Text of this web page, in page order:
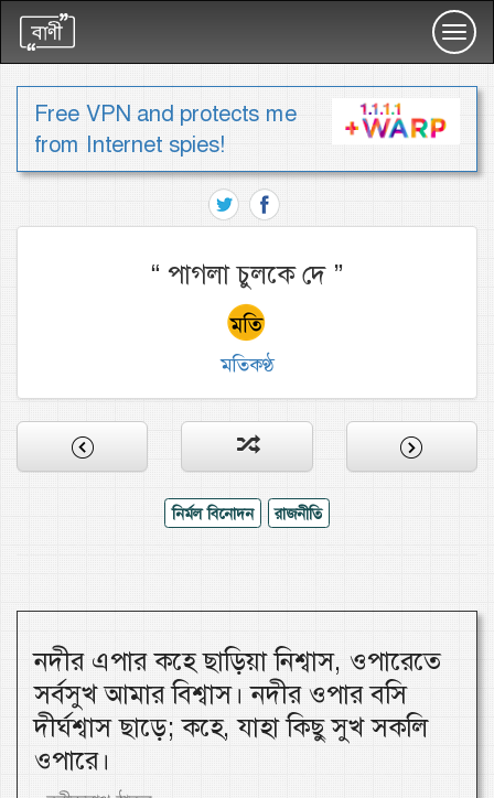
Free VPN and protects me
from Internet spies!
“ পাগলা চুলকে দে ”
মতিকণ্ঠ
নির্মল বিনোদন রাজনীতি
নদীর এপার কহে ছাড়িয়া নিশ্বাস, ওপারেতে
সর্বসুখ আমার বিশ্বাস। নদীর ওপার বসি
দীর্ঘশ্বাস ছাড়ে; কহে, যাহা কিছু সুখ সকলি
ওপারে।